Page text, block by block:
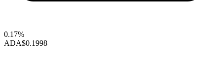
0.17%
ADA$0.1998